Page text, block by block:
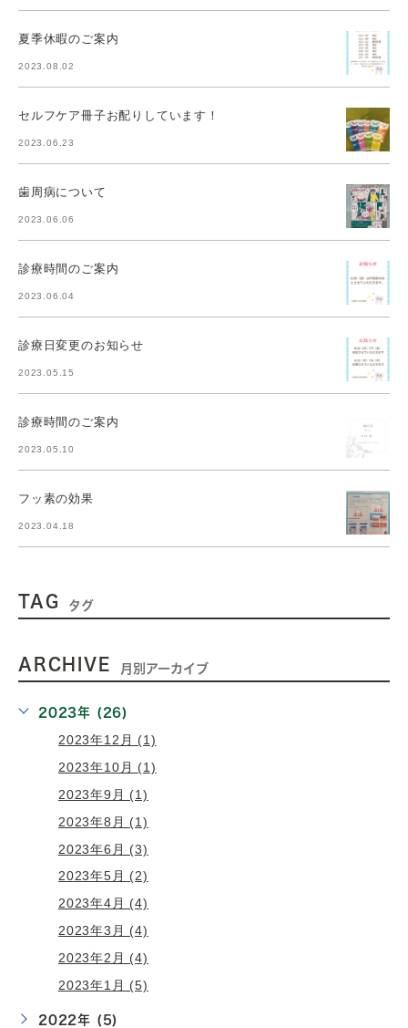
夏季休暇のご案内
2023.08.02
セルフケア冊子お配りしています！
2023.06.23
歯周病について
2023.06.06
診療時間のご案内
2023.06.04
診療日変更のお知らせ
2023.05.15
診療時間のご案内
2023.05.10
フッ素の効果
2023.04.18
TAG タグ
ARCHIVE 月別アーカイブ
2023年 (26)
2023年12月 (1)
2023年10月 (1)
2023年9月 (1)
2023年8月 (1)
2023年6月 (3)
2023年5月 (2)
2023年4月 (4)
2023年3月 (4)
2023年2月 (4)
2023年1月 (5)
2022年 (5)